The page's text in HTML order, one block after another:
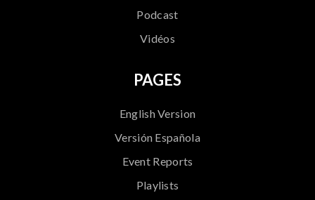
Podcast
Vidéos
PAGES
English Version
Versión Española
Event Reports
Playlists